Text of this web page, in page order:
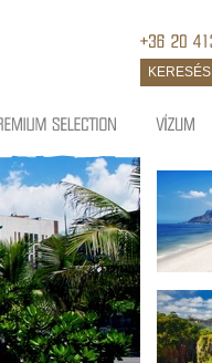
KERESÉS